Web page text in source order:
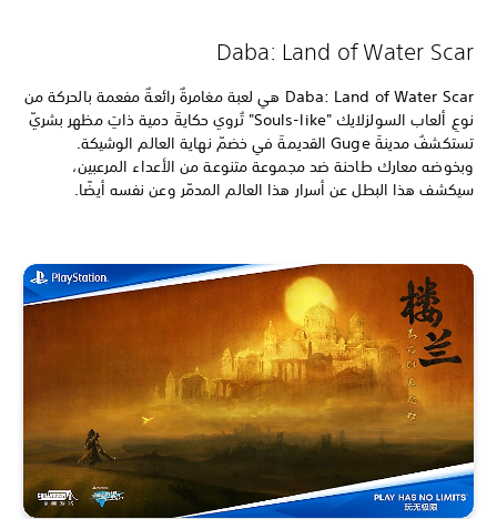
Daba: Land of Water Scar
Daba: Land of Water Scar هي لعبة مغامرةٌ رائعةٌ مفعمة بالحركة من
نوعِ ألعاب السولزلايك "Souls-like" تُروي حكايةَ دمية ذاتِ مظهر بشريّ
تستكشفُ مدينةَ Guge القديمةَ في خضمّ نهاية العالم الوشيكة.
وبخوضه معارك طاحنة ضد مجموعة متنوعة من الأعداء المرعبين،
سيكشف هذا البطل عن أسرار هذا العالم المدمّر وعن نفسه أيضًا.